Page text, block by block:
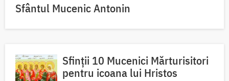
Sfântul Mucenic Antonin
Sfinții 10 Mucenici Mărturisitori
pentru icoana lui Hristos